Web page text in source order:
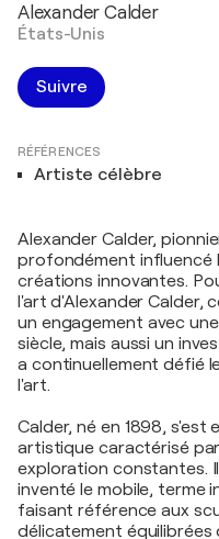
Alexander Calder
États-Unis
Suivre
RÉFÉRENCES
Artiste célèbre
Alexander Calder,
profondément influencé
créations innovantes.
l'art d'Alexander Calder,
un engagement avec
siècle, mais aussi un
a continuellement défié
l'art.
Calder, né en 1898, s'est
artistique caractérisé
exploration constantes.
inventé le mobile, terme
faisant référence aux
délicatement équilibrées